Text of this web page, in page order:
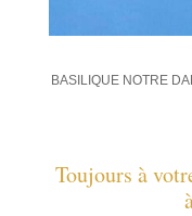
BASILIQUE NOTRE
Toujours à